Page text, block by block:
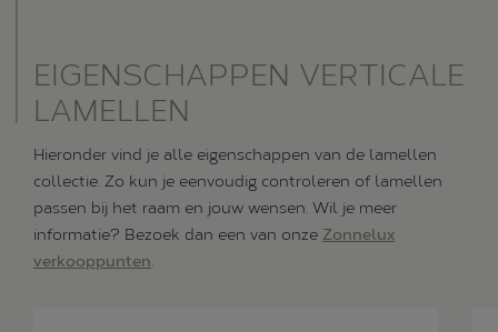
EIGENSCHAPPEN VERTICALE
LAMELLEN
Hieronder vind je alle eigenschappen van de lamellen
collectie. Zo kun je eenvoudig controleren of lamellen
passen bij het raam en jouw wensen. Wil je meer
informatie? Bezoek dan een van onze Zonnelux
verkooppunten.